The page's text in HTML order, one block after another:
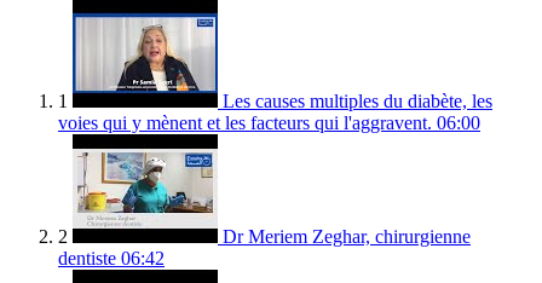
1
Les causes multiples du diabète, les
voies qui y mènent et les facteurs qui l'aggravent. 06:00
2
Dr Meriem Zeghar, chirurgienne
dentiste 06:42